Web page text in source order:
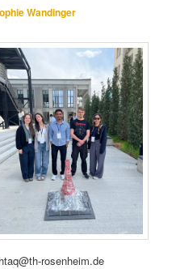
Wandinger
rosenheim.de